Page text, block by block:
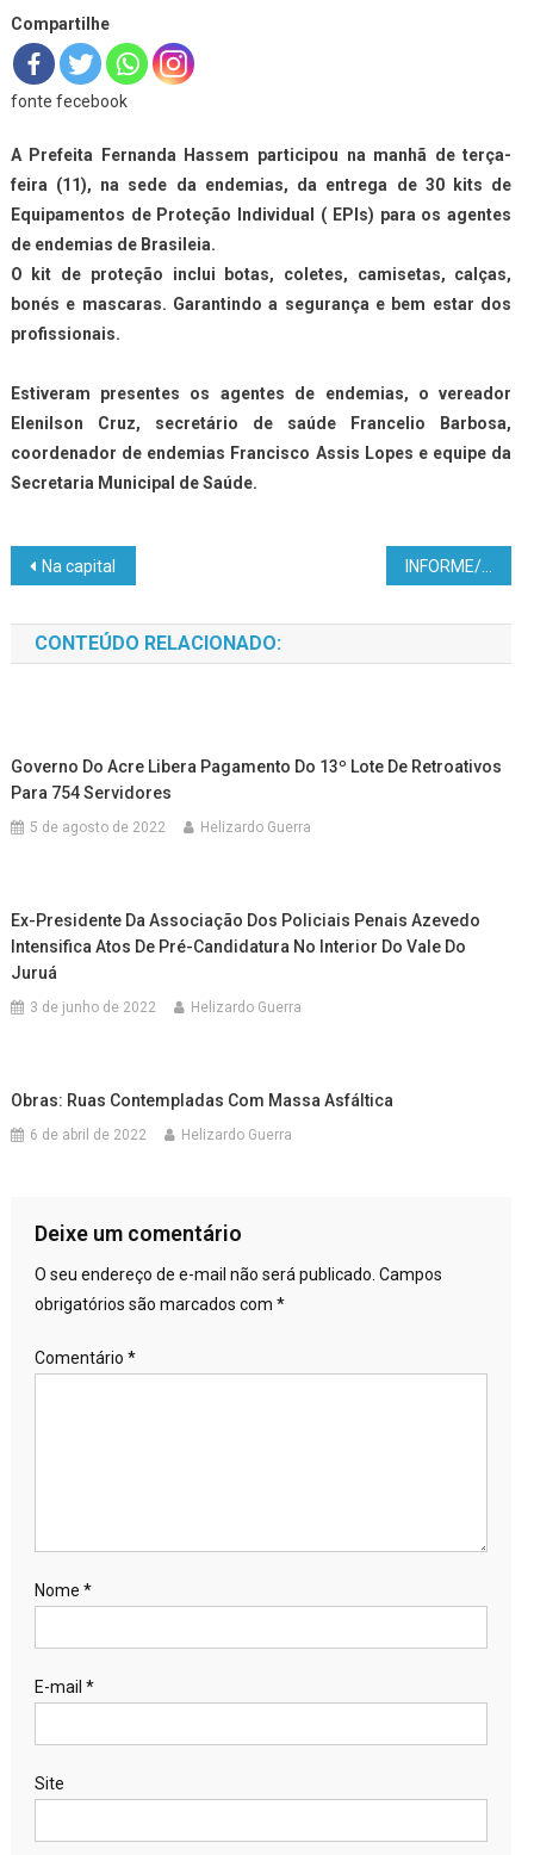
Compartilhe
fonte fecebook
A Prefeita Fernanda Hassem participou na manhã de terça-
feira (11), na sede da endemias, da entrega de 30 kits de
Equipamentos de Proteção Individual ( EPIs) para os agentes
de endemias de Brasileia.
O kit de proteção inclui botas, coletes, camisetas, calças,
bonés e mascaras. Garantindo a segurança e bem estar dos
profissionais.
Estiveram presentes os agentes de endemias, o vereador
Elenilson Cruz, secretário de saúde Francelio Barbosa,
coordenador de endemias Francisco Assis Lopes e equipe da
Secretaria Municipal de Saúde.
Na capital
CONTEÚDO RELACIONADO:
Governo Do Acre Libera Pagamento Do 13º Lote De Retroativos
Para 754 Servidores
5 de agosto de 2022 Helizardo Guerra
Ex-Presidente Da Associação Dos Policiais Penais Azevedo
Intensifica Atos De Pré-Candidatura No Interior Do Vale Do
Juruá
3 de junho de 2022 Helizardo Guerra
Obras: Ruas Contempladas Com Massa Asfáltica
6 de abril de 2022 Helizardo Guerra
Deixe um comentário
O seu endereço de e-mail não será publicado. Campos
obrigatórios são marcados com *
Comentário *
Nome *
E-mail *
Site